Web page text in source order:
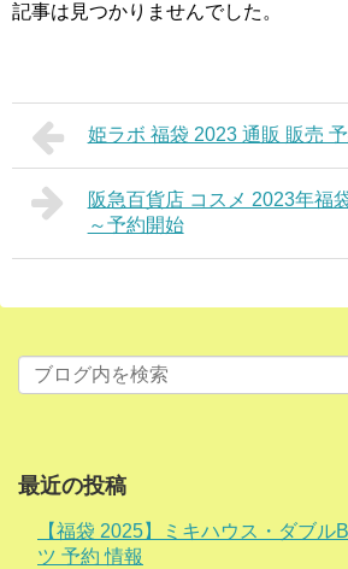
記事は見つかりませんでした。
姫ラボ 福袋 2023 通販 販売
阪急百貨店 コスメ 2023年福
～予約開始
最近の投稿
【福袋 2025】ミキハウス・ダブル
ツ 予約 情報